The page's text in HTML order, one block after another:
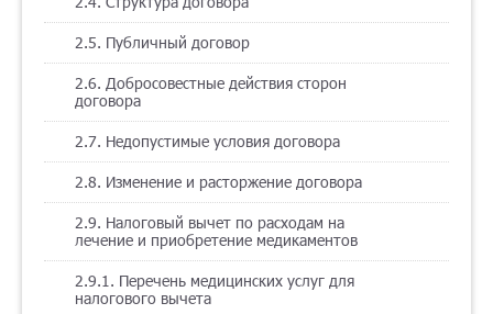
2.5. Публичный договор
2.6. Добросовестные действия сторон
договора
2.7. Недопустимые условия договора
2.8. Изменение и расторжение договора
2.9. Налоговый вычет по расходам на
лечение и приобретение медикаментов
2.9.1. Перечень медицинских услуг для
налогового вычета